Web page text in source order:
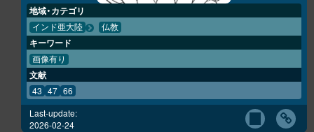
地域・カテゴリ
インド亜大陸 仏教
キーワード
画像有り
文献
43 47 66
Last-update:
2026-02-24